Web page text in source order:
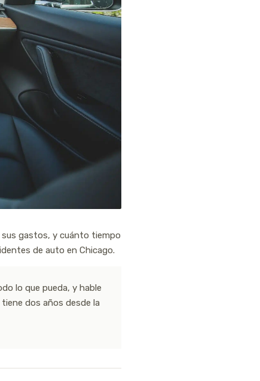
sus gastos, y cuánto tiempo
de auto en Chicago.
lo que pueda, y hable
dos años desde la